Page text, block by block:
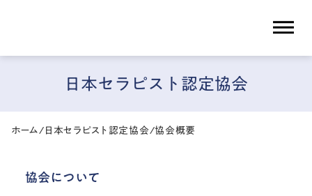
日本セラピスト認定協会
dehaze
ホーム/日本セラピスト認定協会/協会概要
協会について